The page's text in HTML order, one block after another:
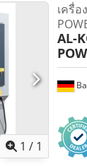
1 / 1
เครื่อ
AL-